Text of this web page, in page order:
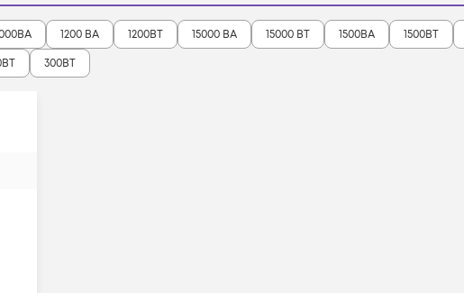
1200 ВА 1200ВТ 15000 ВА 15000 ВТ 1500ВА 1500ВТ
300ВТ